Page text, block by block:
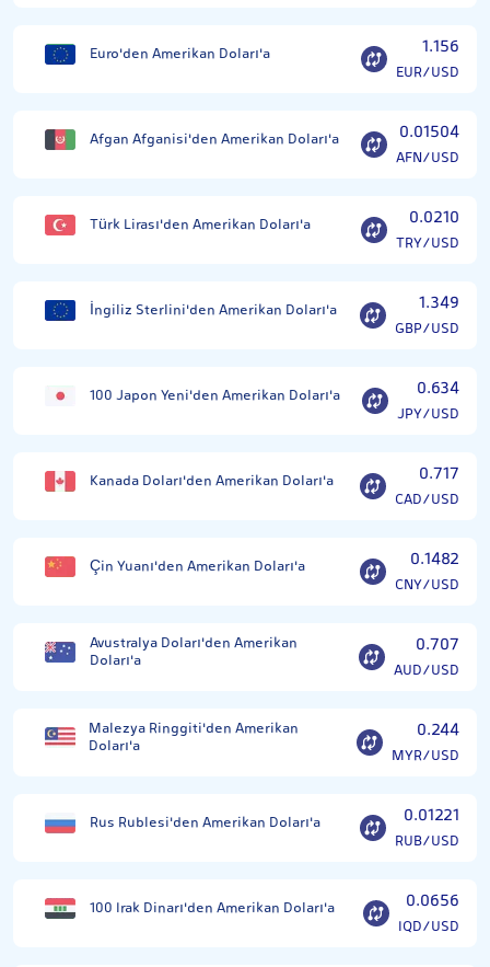
Euro'den Amerikan Doları'a 1.156
EUR/USD
Afgan Afganisi'den Amerikan Doları'a 0.01504
AFN/USD
Türk Lirası'den Amerikan Doları'a 0.0210
TRY/USD
İngiliz Sterlini'den Amerikan Doları'a 1.349
GBP/USD
100 Japon Yeni'den Amerikan Doları'a 0.634
JPY/USD
Kanada Doları'den Amerikan Doları'a 0.717
CAD/USD
Çin Yuanı'den Amerikan Doları'a 0.1482
CNY/USD
Avustralya Doları'den Amerikan
Doları'a
0.707
AUD/USD
Malezya Ringgiti'den Amerikan
Doları'a
0.244
MYR/USD
Rus Rublesi'den Amerikan Doları'a 0.01221
RUB/USD
100 Irak Dinarı'den Amerikan Doları'a 0.0656
IQD/USD